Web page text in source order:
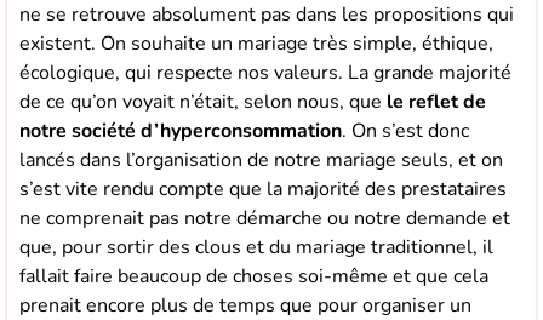
ne se retrouve absolument pas dans les propositions qui
existent. On souhaite un mariage très simple, éthique,
écologique, qui respecte nos valeurs. La grande majorité
de ce qu’on voyait n’était, selon nous, que le reflet de
notre société d’hyperconsommation. On s’est donc
lancés dans l’organisation de notre mariage seuls, et on
s’est vite rendu compte que la majorité des prestataires
ne comprenait pas notre démarche ou notre demande et
que, pour sortir des clous et du mariage traditionnel, il
fallait faire beaucoup de choses soi-même et que cela
prenait encore plus de temps que pour organiser un